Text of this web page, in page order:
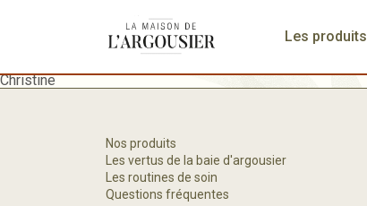
Les produits
Christine
Nos produits
Les vertus de la baie d'argousier
Les routines de soin
Questions fréquentes